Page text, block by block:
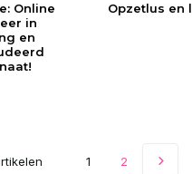
Online
in
en
Opzetlus en
1 2